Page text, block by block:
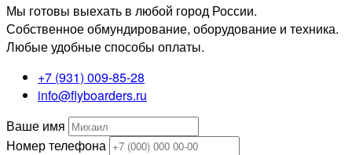
Мы готовы выехать в любой город России.
Собственное обмундирование, оборудование и техника.
Любые удобные способы оплаты.
+7 (931) 009-85-28
info@flyboarders.ru
Ваше имя
Номер телефона